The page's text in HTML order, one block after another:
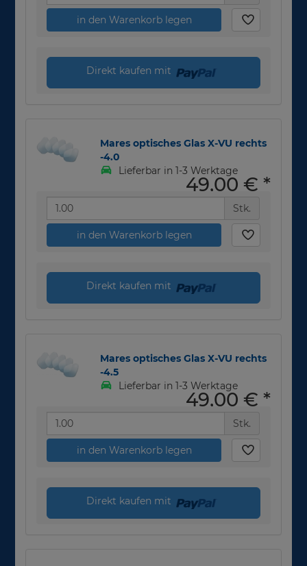
in den Warenkorb legen
Direkt kaufen mit
Mares optisches Glas X-VU rechts
-4.0
Lieferbar in 1-3 Werktage
49,00 € *
Stk.
in den Warenkorb legen
Direkt kaufen mit
Mares optisches Glas X-VU rechts
-4.5
Lieferbar in 1-3 Werktage
49,00 € *
Stk.
in den Warenkorb legen
Direkt kaufen mit